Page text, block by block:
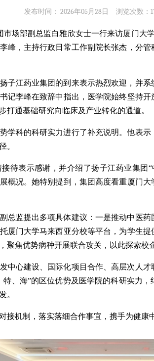
发布时间： 2026年05月28日 浏览次数：
市场部副总监白雅欣女士一行来访厦门大
峰，主持行政日常工作副院长张杰，分
子江药业集团的到来表示热烈欢迎，并
记李峰在致辞中指出，医学院始终坚持
打通基础研究向临床及产业转化的通道。
学科的科研实力进行了补充说明。他表
。
待表示感谢，并介绍了扬子江药业集团
概况。她特别提到，集团高度看重厦门
总监提出多项具体建议：一是推动中医药
厦门大学马来西亚分校等平台，为学生
聚焦优势病种开展联合攻关，以此探索校
中心建设、国际化项目合作、高层次人
、海”的区位优势及医学院的科研实力
。
接机制，落实落细合作事宜，携手为健康